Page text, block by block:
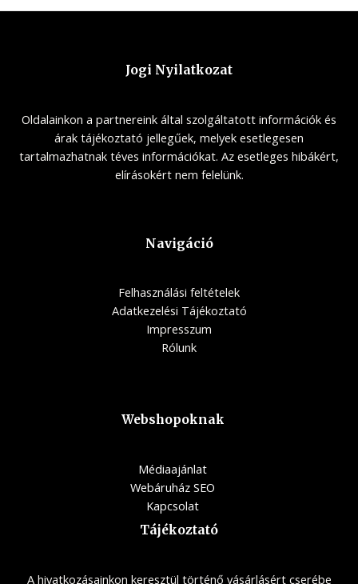
Jogi Nyilatkozat
Oldalainkon a partnereink által szolgáltatott információk és
árak tájékoztató jellegűek, melyek esetlegesen
tartalmazhatnak téves információkat. Az esetleges hibákért,
elírásokért nem felelünk.
Navigáció
Felhasználási feltételek
Adatkezelési Tájékoztató
Impresszum
Rólunk
Webshopoknak
Médiaajánlat
Webáruház SEO
Kapcsolat
Tájékoztató
A hivatkozásainkon keresztül történő vásárlásért cserébe